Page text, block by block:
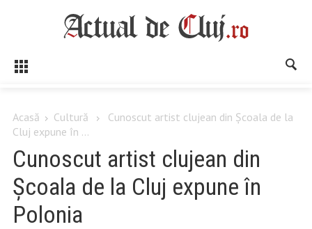
Acasă Cultură
Cunoscut artist clujean din Școala de la
Cluj expune în ...
Cunoscut artist clujean din
Școala de la Cluj expune în
Polonia